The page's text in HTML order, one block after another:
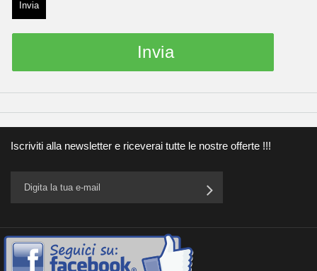
Invia
Invia
Iscriviti alla newsletter e riceverai tutte le nostre offerte !!!